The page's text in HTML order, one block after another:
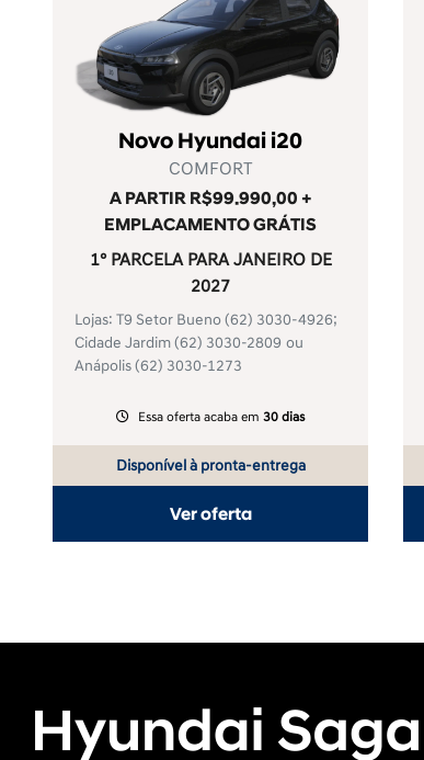
Novo Hyundai i20
COMFORT
A PARTIR R$99.990,00 +
EMPLACAMENTO GRÁTIS
1° PARCELA PARA JANEIRO DE
2027
Lojas: T9 Setor Bueno(62) 3030-4926;
Cidade Jardim(62) 3030-2809 ou
Anápolis(62) 3030-1273
Essa oferta acaba em 30 dias
Disponível à pronta-entrega
Ver oferta